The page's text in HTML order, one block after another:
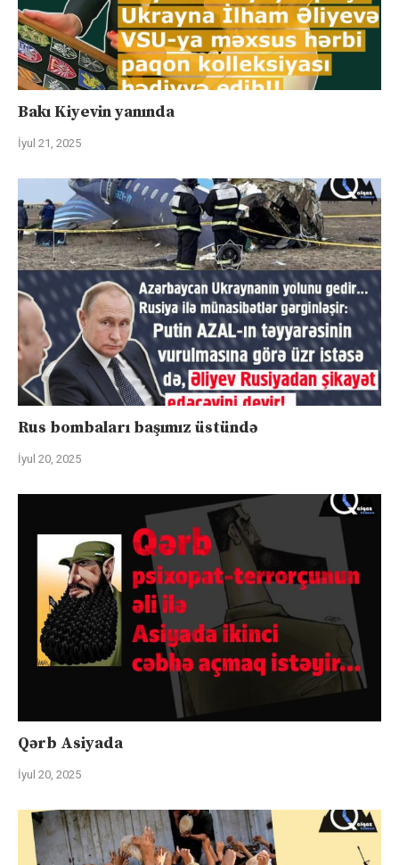
Bakı Kiyevin yanında
İyul 21, 2025
Rus bombaları başımız üstündə
İyul 20, 2025
Qərb Asiyada
İyul 20, 2025